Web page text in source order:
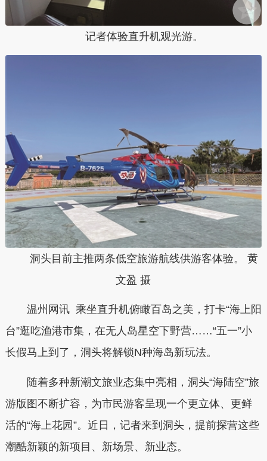
记者体验直升机观光游。
洞头目前主推两条低空旅游航线供游客体验。 黄
文盈 摄
温州网讯 乘坐直升机俯瞰百岛之美，打卡“海上阳
台”逛吃渔港市集，在无人岛星空下野营……“五一”小
长假马上到了，洞头将解锁N种海岛新玩法。
随着多种新潮文旅业态集中亮相，洞头“海陆空”旅
游版图不断扩容，为市民游客呈现一个更立体、更鲜
活的“海上花园”。近日，记者来到洞头，提前探营这些
潮酷新颖的新项目、新场景、新业态。